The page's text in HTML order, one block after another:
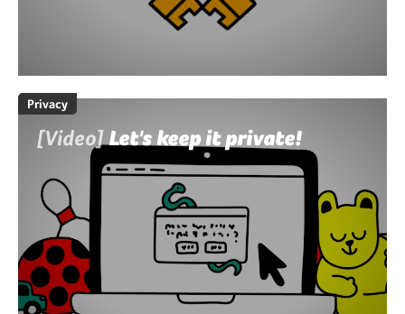
Privacy
[Video]Let's keep it private!